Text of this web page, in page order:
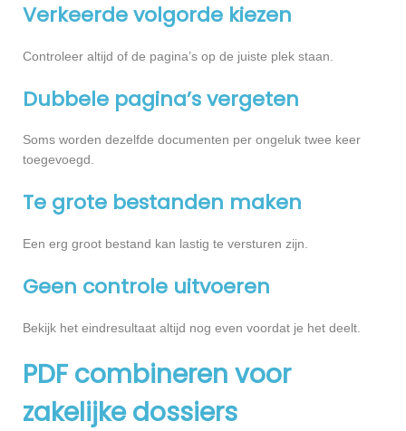
Verkeerde volgorde kiezen
Controleer altijd of de pagina’s op de juiste plek staan.
Dubbele pagina’s vergeten
Soms worden dezelfde documenten per ongeluk twee keer
toegevoegd.
Te grote bestanden maken
Een erg groot bestand kan lastig te versturen zijn.
Geen controle uitvoeren
Bekijk het eindresultaat altijd nog even voordat je het deelt.
PDF combineren voor
zakelijke dossiers